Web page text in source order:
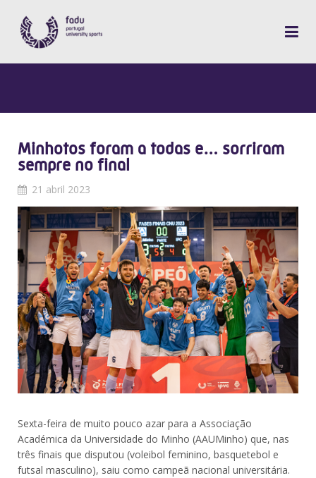
Minhotos foram a todas e… sorriram
sempre no final
21 abril 2023
Sexta-feira de muito pouco azar para a Associação
Académica da Universidade do Minho (AAUMinho) que, nas
três finais que disputou (voleibol feminino, basquetebol e
futsal masculino), saiu como campeã nacional universitária.